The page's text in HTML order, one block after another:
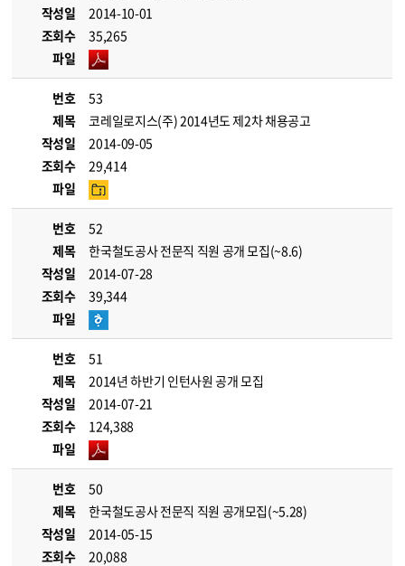
작성일
2014-10-01
조회수
35,265
파일
번호
53
제목
코레일로지스(주) 2014년도 제2차 채용공고
작성일
2014-09-05
조회수
29,414
파일
번호
52
제목
한국철도공사 전문직 직원 공개 모집(~8.6)
작성일
2014-07-28
조회수
39,344
파일
번호
51
제목
2014년 하반기 인턴사원 공개 모집
작성일
2014-07-21
조회수
124,388
파일
번호
50
제목
한국철도공사 전문직 직원 공개모집(~5.28)
작성일
2014-05-15
조회수
20,088